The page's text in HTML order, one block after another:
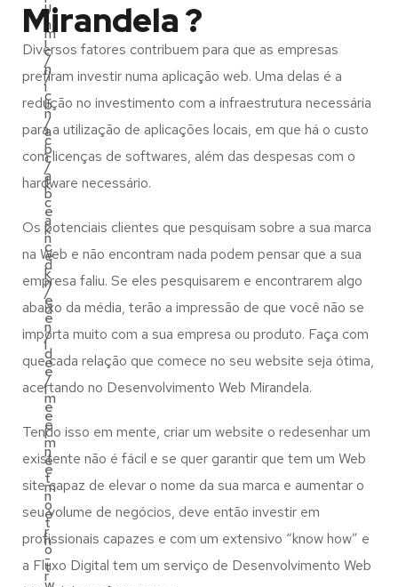
n
c
/
b
a
c
k
e
n
d
/
e
l
e
m
e
n
t
o
r
-
/
i
n
c
/
b
a
c
k
e
n
d
/
e
l
e
m
e
n
t
o
r
u
m
/
i
n
c
/
b
a
c
k
e
n
d
/
e
l
e
m
e
n
t
Mirandela ?
Diversos fatores contribuem para que as empresas
prefiram investir numa aplicação web. Uma delas é a
redução no investimento com a infraestrutura necessária
para a utilização de aplicações locais, em que há o custo
com licenças de softwares, além das despesas com o
hardware necessário.
Os potenciais clientes que pesquisam sobre a sua marca
na Web e não encontram nada podem pensar que a sua
empresa faliu. Se eles pesquisarem e encontrarem algo
abaixo da média, terão a impressão de que você não se
importa muito com a sua empresa ou produto. Faça com
que cada relação que comece no seu website seja ótima,
acertando no Desenvolvimento Web Mirandela.
Tendo isso em mente, criar um website o redesenhar um
existente não é fácil e se quer garantir que tem um Web
site capaz de elevar o nome da sua marca e aumentar o
seu volume de negócios, deve então investir em
profissionais capazes e com um extensivo “know how” e
a Fluxo Digital tem um serviço de Desenvolvimento Web